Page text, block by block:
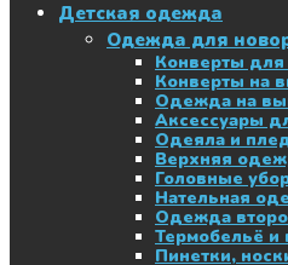
Детская одежда
Одежда для
Конверты для
Конверты на
Одежда на
Аксессуары
Одеяла и
Верхняя
Головные
Нательная
Одежда
Термобельё и
Пинетки,